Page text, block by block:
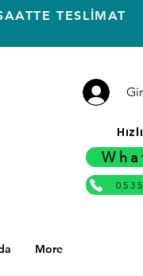
TESLİMAT
More